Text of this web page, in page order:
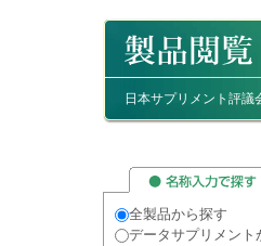
日本サプリメント評
全製品から探す
データサプリメント